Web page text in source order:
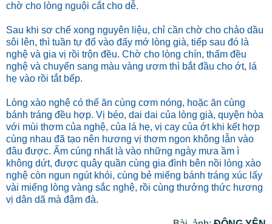
chờ cho lòng nguội cắt cho dễ.
Sau khi sơ chế xong nguyên liệu, chỉ cần chờ cho chảo dầu
sôi lên, thì tuần tự đổ vào đấy mớ lòng già, tiếp sau đó là
nghệ và gia vị rồi trộn đều. Chờ cho lòng chín, thấm đều
nghệ và chuyển sang màu vàng ươm thì bắt đầu cho ớt, lá
hẹ vào rồi tắt bếp.
Lòng xào nghệ có thể ăn cùng cơm nóng, hoặc ăn cùng
bánh tráng đều hợp. Vị béo, dai dai của lòng già, quyện hòa
với mùi thơm của nghệ, của lá hẹ, vị cay của ớt khi kết hợp
cùng nhau đã tạo nên hương vị thơm ngon không lẫn vào
đâu được. Ấm cúng nhất là vào những ngày mưa ầm ì
không dứt, được quây quần cùng gia đình bên nồi lòng xào
nghệ còn ngun ngút khói, cùng bẻ miếng bánh tráng xúc lấy
vài miếng lòng vàng sắc nghệ, rồi cùng thưởng thức hương
vị dân dã mà đậm đà.